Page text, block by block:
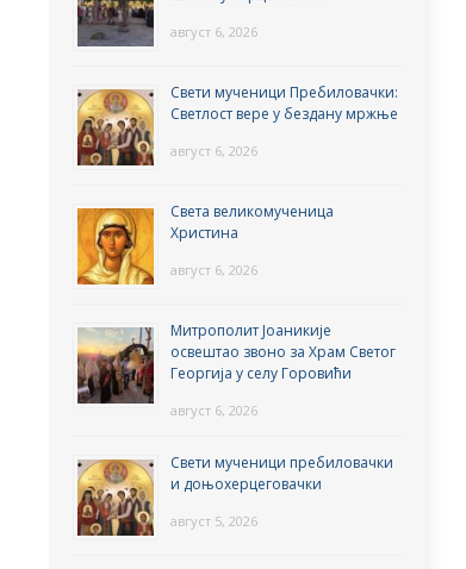
август 6, 2026
Свети мученици Пребиловачки:
Светлост вере у бездану мржње
август 6, 2026
Света великомученица
Христина
август 6, 2026
Митрополит Јоаникије
освештао звоно за Храм Светог
Георгија у селу Горовићи
август 6, 2026
Свети мученици пребиловачки
и доњохерцеговачки
август 5, 2026